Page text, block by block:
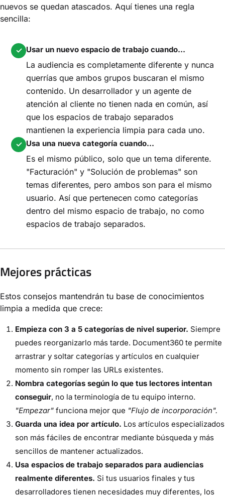
nuevos se quedan atascados. Aquí tienes una regla
sencilla:
✓ Usar un nuevo espacio de trabajo cuando...
La audiencia es completamente diferente y nunca
querrías que ambos grupos buscaran el mismo
contenido. Un desarrollador y un agente de
atención al cliente no tienen nada en común, así
que los espacios de trabajo separados
mantienen la experiencia limpia para cada uno.
✓ Usa una nueva categoría cuando...
Es el mismo público, solo que un tema diferente.
"Facturación" y "Solución de problemas" son
temas diferentes, pero ambos son para el mismo
usuario. Así que pertenecen como categorías
dentro del mismo espacio de trabajo, no como
espacios de trabajo separados.
Mejores prácticas
Estos consejos mantendrán tu base de conocimientos
limpia a medida que crece:
Empieza con 3 a 5 categorías de nivel superior. Siempre
puedes reorganizarlo más tarde. Document360 te permite
arrastrar y soltar categorías y artículos en cualquier
momento sin romper las URLs existentes.
Nombra categorías según lo que tus lectores intentan
conseguir, no la terminología de tu equipo interno.
"Empezar" funciona mejor que "Flujo de incorporación".
Guarda una idea por artículo. Los artículos especializados
son más fáciles de encontrar mediante búsqueda y más
sencillos de mantener actualizados.
Usa espacios de trabajo separados para audiencias
realmente diferentes. Si tus usuarios finales y tus
desarrolladores tienen necesidades muy diferentes, los